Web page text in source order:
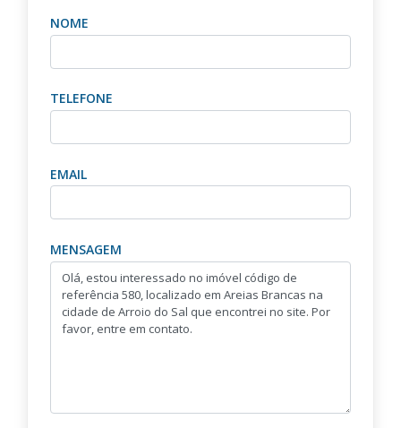
NOME
TELEFONE
EMAIL
MENSAGEM